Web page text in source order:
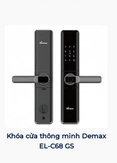
Khóa cửa thông minh Demax
EL-C68 GS